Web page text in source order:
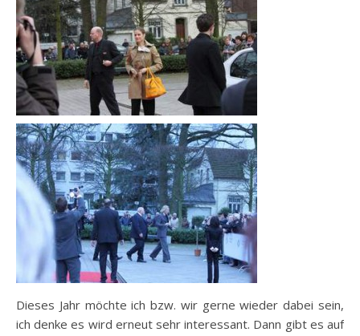
Dieses Jahr möchte ich bzw. wir gerne wieder dabei sein,
ich denke es wird erneut sehr interessant. Dann gibt es auf